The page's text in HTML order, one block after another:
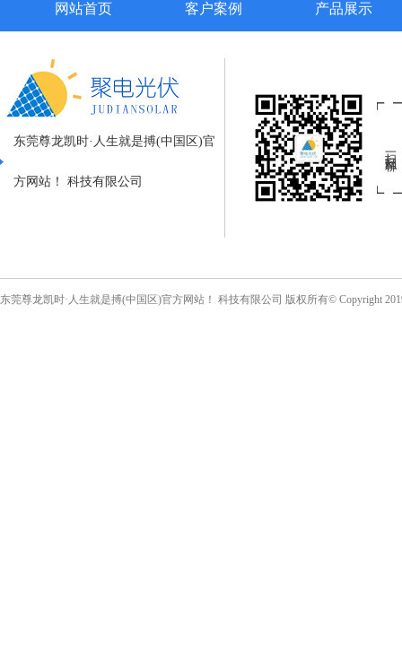
网站首页 客户案例 产品展示
东莞尊龙凯时·人生就是搏(中国区)官
方网站！ 科技有限公司
东莞尊龙凯时·人生就是搏(中国区)官方网站！ 科技有限公司 版权所有© Copyright